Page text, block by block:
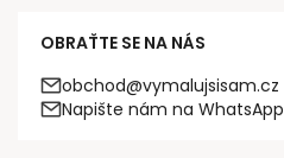
OBRAŤTE SE NA NÁS
obchod@vymalujsisam.cz
Napište nám na WhatsApp